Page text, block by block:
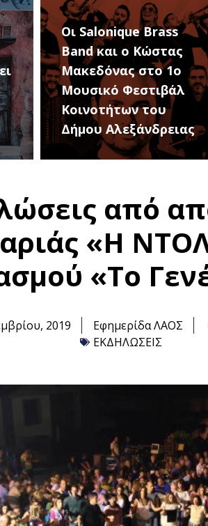
“Back to the ’80s &
’90s” με τον Κώστα
Μπίγαλη την Πέμπτη
27 Αυγούστου, στο
1ο Φεστιβάλ
Κοινοτήτων του
Δήμου
από
«Η
«Το
2019 Εφημερίδα ΛΑΟΣ
ΕΚΔΗΛΩΣΕΙΣ